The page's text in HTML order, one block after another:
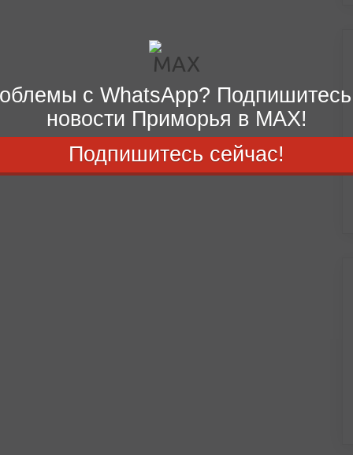
с WhatsApp?
новости Приморья в MAX!
Подпишитесь сейчас!